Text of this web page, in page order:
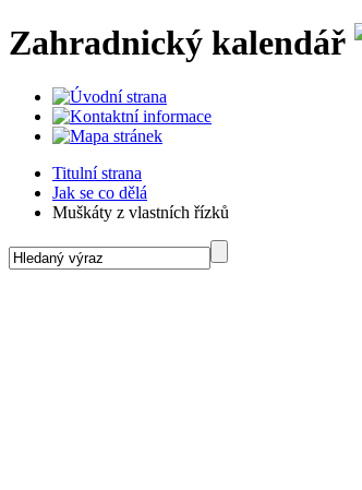
Zahradnický kalendář
Titulní strana
Jak se co dělá
Muškáty z vlastních řízků